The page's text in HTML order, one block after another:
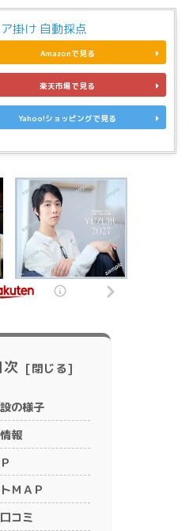
掛け 自動採点
Amazonで見る
楽天市場で見る
Yahoo!ショッピングで見る
次
の様子
報
ＭＡＰ
コミ